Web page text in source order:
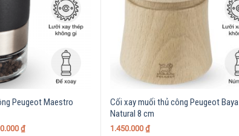
không quá 6 mm
Peugeot Maestro
₫
Cối xay muối thủ công Peugeot Baya
Natural 8 cm
1.450.000 ₫